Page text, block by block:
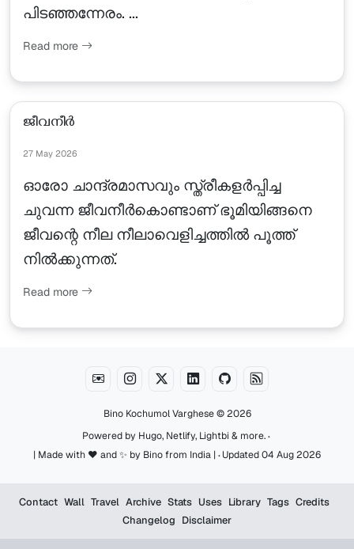
പിടഞ്ഞന്നേരം. ...
Read more
ജീവനീർ
27 May 2026
ഓരോ ചാന്ദ്രമാസവും സ്ത്രീകളർപ്പിച്ച
ചുവന്ന ജീവനീർകൊണ്ടാണ് ഭൂമിയിങ്ങനെ
ജീവന്റെ നീല നീലാവെളിച്ചത്തിൽ പൂത്ത്
നിൽക്കുന്നത്.
Read more
Bino Kochumol Varghese© 2026
Powered by Hugo, Netlify, Lightbi & more.·
| Made with ♥️ and ✨ by Bino from India | · Updated 04 Aug 2026
Contact Wall Travel Archive Stats Uses Library Tags Credits
Changelog Disclaimer